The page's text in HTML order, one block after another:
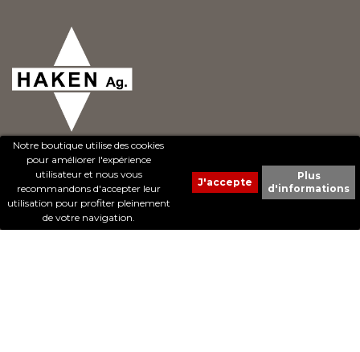
Notre boutique utilise des cookies
pour améliorer l'expérience
utilisateur et nous vous
recommandons d'accepter leur
utilisation pour profiter pleinement
de votre navigation.
Plus
d'informations
© 2017 - Cheval Liberté. Tous droits réservés.
Création de sites Internet | ProduWeb